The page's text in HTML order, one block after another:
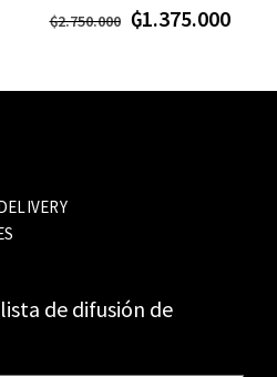
₲2.750.000 ₲1.375.000
de difusión de